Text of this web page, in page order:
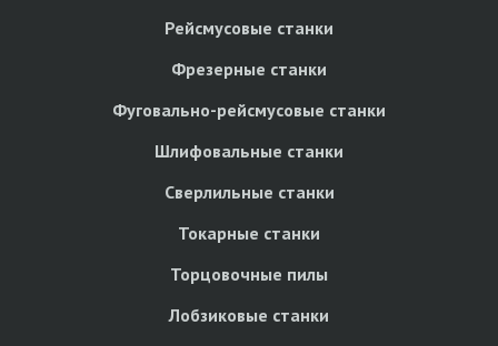
Рейсмусовые станки
Фрезерные станки
Фуговально-рейсмусовые станки
Шлифовальные станки
Сверлильные станки
Токарные станки
Торцовочные пилы
Лобзиковые станки